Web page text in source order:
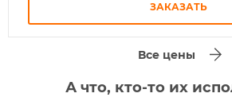
ЗАКАЗАТЬ
Все цены
А что, кто-то их